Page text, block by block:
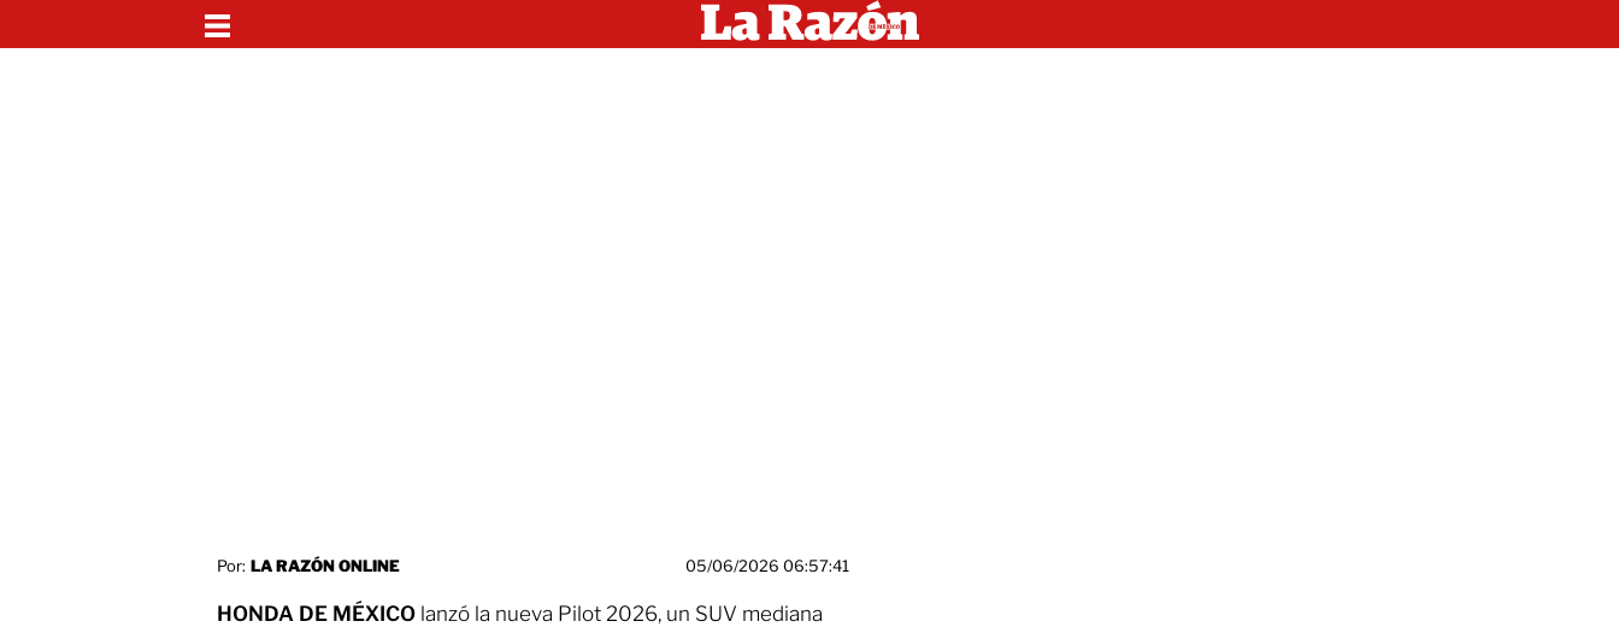
Por: LA RAZÓN ONLINE 05/06/2026 06:57:41
HONDA DE MÉXICO lanzó la nueva Pilot 2026, un SUV mediana